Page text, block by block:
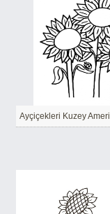
Ayçiçekleri Kuzey